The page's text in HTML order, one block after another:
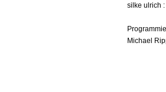
silke ulrich
Michael